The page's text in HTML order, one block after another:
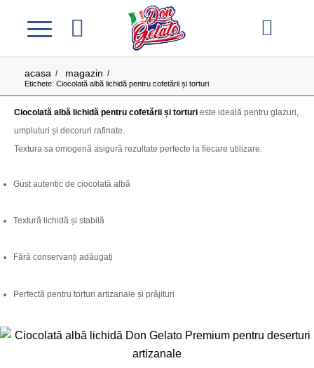
acasa / magazin /
Etichete: Ciocolată albă lichidă pentru cofetării și torturi
Ciocolată albă lichidă pentru cofetării și torturi este ideală pentru glazuri,
umpluturi și decoruri rafinate.
Textura sa omogenă asigură rezultate perfecte la fiecare utilizare.
Gust autentic de ciocolată albă
Textură lichidă și stabilă
Fără conservanți adăugați
Perfectă pentru torturi artizanale și prăjituri